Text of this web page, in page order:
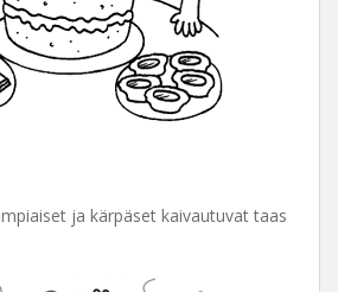
ja kärpäset kaivautuvat taas